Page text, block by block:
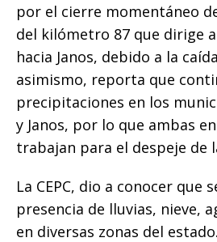
por el cierre momentáneo
del kilómetro 87 que dirige
hacia Janos, debido a la
asimismo, reporta que
precipitaciones en los
y Janos, por lo que ambas
trabajan para el despeje de
La CEPC, dio a conocer que
presencia de lluvias, nieve,
en diversas zonas del estado.